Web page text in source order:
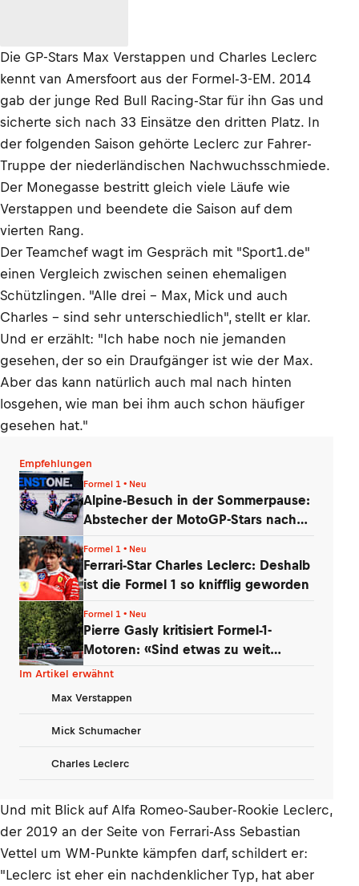
Die GP-Stars Max Verstappen und Charles Leclerc
kennt van Amersfoort aus der Formel-3-EM. 2014
gab der junge Red Bull Racing-Star für ihn Gas und
sicherte sich nach 33 Einsätze den dritten Platz. In
der folgenden Saison gehörte Leclerc zur Fahrer-
Truppe der niederländischen Nachwuchsschmiede.
Der Monegasse bestritt gleich viele Läufe wie
Verstappen und beendete die Saison auf dem
vierten Rang.
Der Teamchef wagt im Gespräch mit "Sport1.de"
einen Vergleich zwischen seinen ehemaligen
Schützlingen. "Alle drei – Max, Mick und auch
Charles – sind sehr unterschiedlich", stellt er klar.
Und er erzählt: "Ich habe noch nie jemanden
gesehen, der so ein Draufgänger ist wie der Max.
Aber das kann natürlich auch mal nach hinten
losgehen, wie man bei ihm auch schon häufiger
gesehen hat."
Empfehlungen
Formel 1 • Neu
Alpine-Besuch in der Sommerpause:
Abstecher der MotoGP-Stars nach
Formel 1 • Neu
Ferrari-Star Charles Leclerc: Deshalb
ist die Formel 1 so knifflig geworden
Formel 1 • Neu
Pierre Gasly kritisiert Formel-1-
Motoren: «Sind etwas zu weit
gegangen»
Im Artikel erwähnt
Max Verstappen
Mick Schumacher
Charles Leclerc
Und mit Blick auf Alfa Romeo-Sauber-Rookie Leclerc,
der 2019 an der Seite von Ferrari-Ass Sebastian
Vettel um WM-Punkte kämpfen darf, schildert er:
"Leclerc ist eher ein nachdenklicher Typ, hat aber